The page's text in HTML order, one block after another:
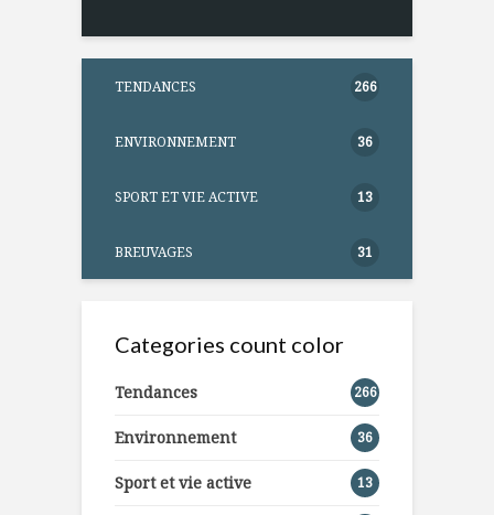
TENDANCES 266
ENVIRONNEMENT 36
SPORT ET VIE ACTIVE 13
BREUVAGES 31
Categories count color
Tendances 266
Environnement 36
Sport et vie active 13